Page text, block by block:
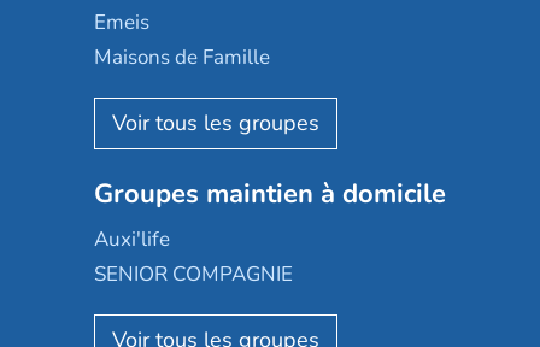
Domusvi
Happy Senior
Aquarelia
Nexity edenea
Les jardins d'Arcadie
Occitalia
Appartseniors
Reseda
Emeis
Maisons de Famille
Korian
Emera
Groupe SOS
Le Noble Âge
Almage
Résidalya
Groupes maintien à domicile
Auxi'life
SENIOR COMPAGNIE
AGE D'OR Services